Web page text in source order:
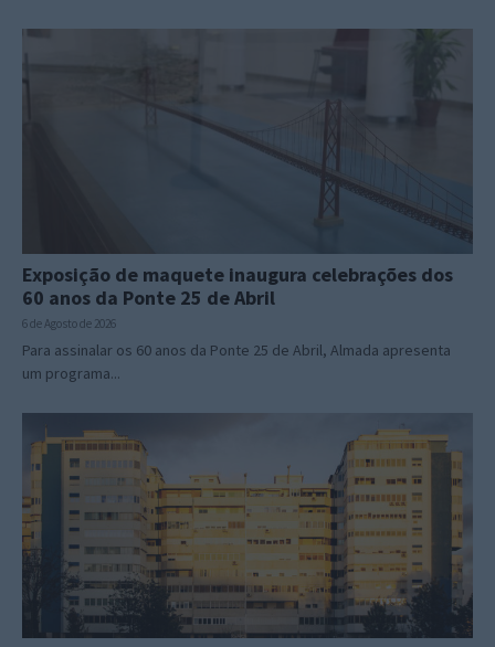
Exposição de maquete inaugura celebrações dos
60 anos da Ponte 25 de Abril
6 de Agosto de 2026
Para assinalar os 60 anos da Ponte 25 de Abril, Almada apresenta
um programa...